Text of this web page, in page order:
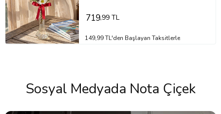
719,99 TL
149,99 TL'den Başlayan Taksitlerle
Sosyal Medyada Nota Çiçek